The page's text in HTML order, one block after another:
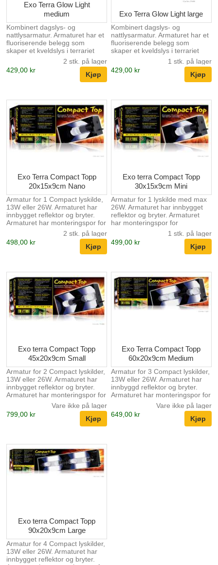
Exo Terra Glow Light
medium
Kombinert dagslys- og
nattlysarmatur. Armaturet har et
fluoriserende belegg som
skaper et kveldslys i terrariet
etter at lyset slukker. Dette gir
dyrene mulighet til å falle til ro i
"solnedgang" og deg til å
betrakte dyrenes kveldsaktivitet.
daylight lamp og Repti glo
Compact lyskilder.
2 stk. på lager
429,00 kr
Exo Terra Glow Light large
Kombinert dagslys- og
nattlysarmatur. Armaturet har et
fluoriserende belegg som
skaper et kveldslys i terrariet
etter at lyset slukker. Dette gir
dyrene mulighet til å falle til ro i
"solnedgang" og deg til å
betrakte dyrenes kveldsaktivitet.
daylight lamp og Repti glo
Compact lyskilder.
1 stk. på lager
429,00 kr
Exo Terra Compact Topp
20x15x9cm Nano
Armatur for 1 Compact lyskilde,
13W eller 26W. Armaturet har
innbygget reflektor og bryter.
Armaturet har monteringspor for
elektronisk temperatur og
fuktighetsmåler.
2 stk. på lager
498,00 kr
Exo terra Compact Topp
30x15x9cm Mini
Armatur for 1 lyskilde med max
26W. Armaturet har innbygget
reflektor og bryter. Armaturet
har monteringspor for
elektronisk temperatur og
fuktighetsmåler.
1 stk. på lager
499,00 kr
Exo terra Compact Topp
45x20x9cm Small
Armatur for 2 Compact lyskilder,
13W eller 26W. Armaturet har
innbygget reflektor og bryter.
Armaturet har monteringspor for
elektronisk temperatur og
fuktighetsmåler.
Vare ikke på lager
799,00 kr
Exo Terra Compact Topp
60x20x9cm Medium
Armatur for 3 Compact lyskilder,
13W eller 26W. Armaturet har
innbyggd reflektor og bryter.
Armaturet har monteringspor for
elektronisk temperatur og
fuktighetsmåler.
Vare ikke på lager
649,00 kr
Exo terra Compact Topp
90x20x9cm Large
Armatur for 4 Compact lyskilder,
13W eller 26W. Armaturet har
innbygget reflektor og bryter.